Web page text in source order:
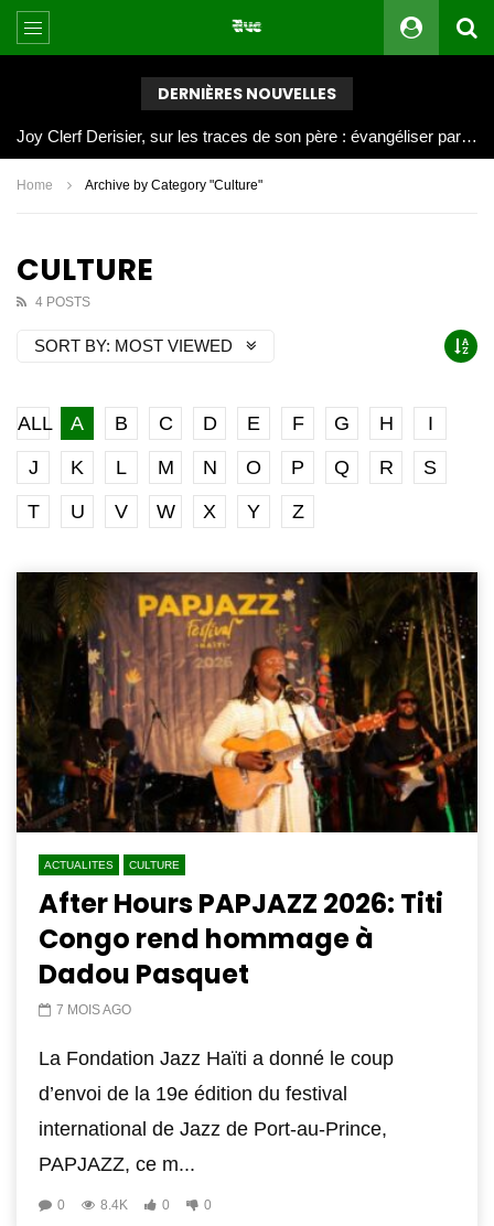
DERNIÈRES NOUVELLES
Joy Clerf Derisier, sur les traces de son père : évangéliser par la musique
Home Archive by Category "Culture"
CULTURE
4 POSTS
SORT BY: MOST VIEWED
ALL A B C D E F G H
I
J
K L M N O P Q R
S
T
U V W X Y Z
ACTUALITES CULTURE
After Hours PAPJAZZ 2026: Titi
Congo rend hommage à
Dadou Pasquet
7 MOIS AGO
La Fondation Jazz Haïti a donné le coup
d’envoi de la 19e édition du festival
international de Jazz de Port-au-Prince,
PAPJAZZ, ce m...
0 8.4K 0 0